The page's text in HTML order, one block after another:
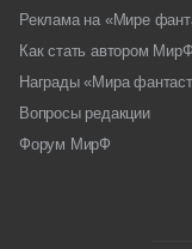
Реклама на «Мире
Как стать автором МирФ
Награды «Мира
Вопросы редакции
Форум МирФ